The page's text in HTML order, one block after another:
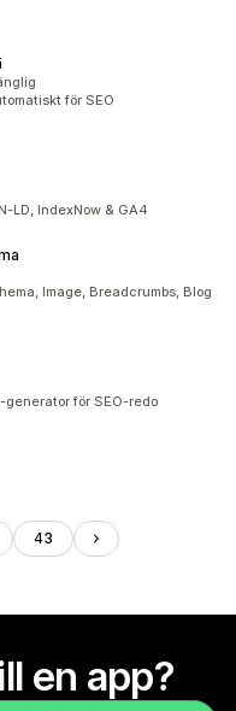
för SEO
LD, IndexNow & GA4
Image, Breadcrumbs, Blog
för SEO-redo
43
en app?